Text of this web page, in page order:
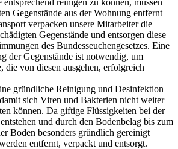
reinigen zu können, müssen
Gegenstände aus der Wohnung entfernt
verpacken unsere Mitarbeiter die
Gegenstände und entsorgen diese
des Bundesseuchengesetzes. Eine
der Gegenstände ist notwendig, um
die von diesen ausgehen, erfolgreich
gründliche Reinigung und Desinfektion
sich Viren und Bakterien nicht weiter
können. Da giftige Flüssigkeiten bei der
und durch den Bodenbelag bis zum
Boden besonders gründlich gereinigt
entfernt, verpackt und entsorgt.